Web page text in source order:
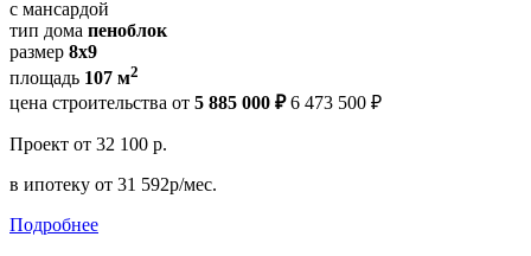
с мансардой
тип дома пеноблок
размер 8х9
площадь 107 м2
цена строительства от 5 885 000 ₽ 6 473 500 ₽
Проект от 32 100 р.
в ипотеку от 31 592р/мес.
Подробнее